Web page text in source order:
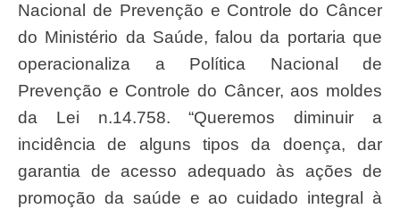
Nacional de Prevenção e Controle do Câncer
do Ministério da Saúde, falou da portaria que
operacionaliza a Política Nacional de
Prevenção e Controle do Câncer, aos moldes
da Lei n.14.758. “Queremos diminuir a
incidência de alguns tipos da doença, dar
garantia de acesso adequado às ações de
promoção da saúde e ao cuidado integral à